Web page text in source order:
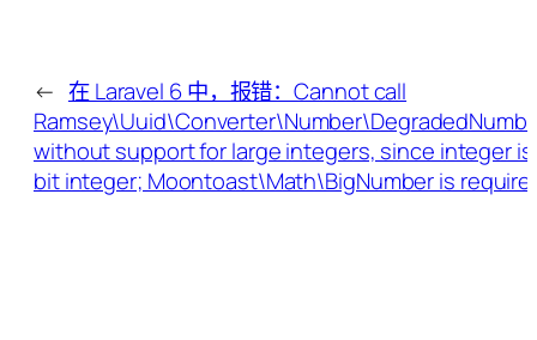
← 在 Laravel 6 中，报错：Cannot call
without support for large integers, since integer is
bit integer; Moontoast\Math\BigNumber is